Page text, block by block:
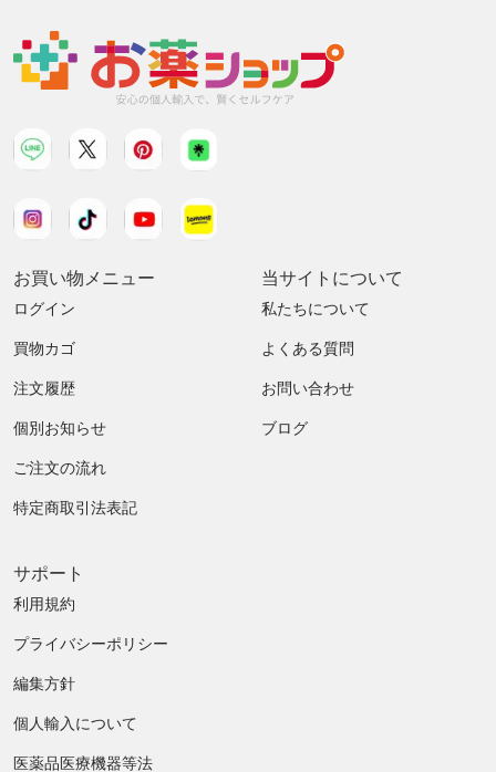
お買い物メニュー
ログイン
買物カゴ
注文履歴
個別お知らせ
ご注文の流れ
特定商取引法表記
当サイトについて
私たちについて
よくある質問
お問い合わせ
ブログ
サポート
利用規約
プライバシーポリシー
編集方針
個人輸入について
医薬品医療機器等法